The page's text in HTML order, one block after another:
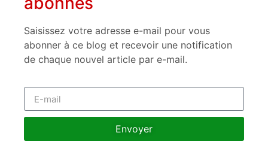
Saisissez votre adresse e-mail pour vous
abonner à ce blog et recevoir une notification
de chaque nouvel article par e-mail.
Envoyer